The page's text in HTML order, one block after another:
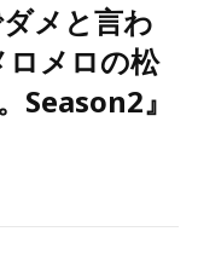
メと言わ
ロメロの松
Season2』